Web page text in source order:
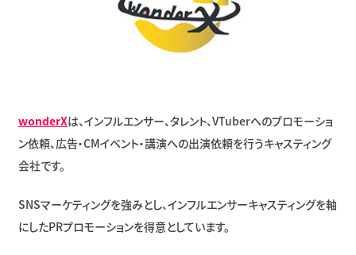
wonderXは、インフルエンサー、タレント、VTuberへのプロモーショ
ン依頼、広告・CMイベント・講演への出演依頼を行うキャスティング
会社です。
SNSマーケティングを強みとし、インフルエンサーキャスティングを軸
にしたPRプロモーションを得意としています。